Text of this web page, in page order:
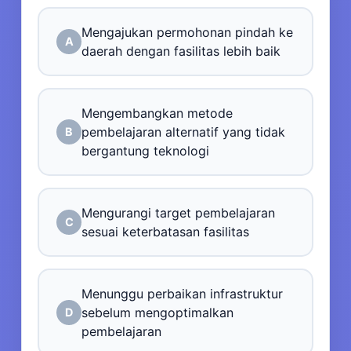
A
Mengajukan permohonan pindah ke
daerah dengan fasilitas lebih baik
B
Mengembangkan metode
pembelajaran alternatif yang tidak
bergantung teknologi
C
Mengurangi target pembelajaran
sesuai keterbatasan fasilitas
D
Menunggu perbaikan infrastruktur
sebelum mengoptimalkan
pembelajaran